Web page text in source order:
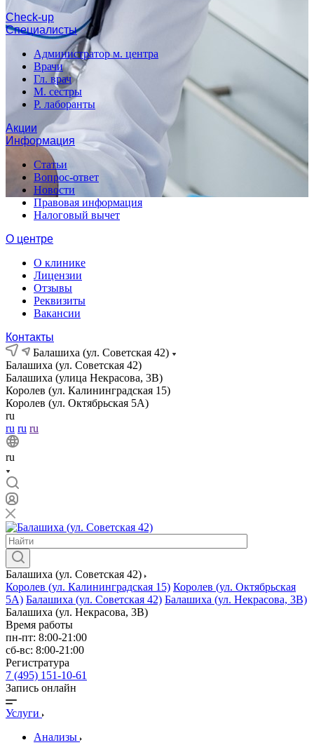
Cheсk-up
Специалисты
Администратор м. центра
Врачи
Гл. врач
М. сестры
Р. лаборанты
Акции
Информация
Статьи
Вопрос-ответ
Новости
Правовая информация
Налоговый вычет
О центре
О клинике
Лицензии
Отзывы
Реквизиты
Вакансии
Контакты
Балашиха (ул. Советская 42)
Балашиха (ул. Советская 42)
Балашиха (улица Некрасова, 3В)
Королев (ул. Калининградская 15)
Королев (ул. Октябрьская 5А)
ru
ru ru ru
ru
Балашиха (ул. Советская 42)
Королев (ул. Калининградская 15) Королев (ул. Октябрьская
5А) Балашиха (ул. Советская 42) Балашиха (ул. Некрасова, 3В)
Балашиха (ул. Некрасова, 3В)
Время работы
пн-пт: 8:00-21:00
сб-вс: 8:00-21:00
Регистратура
7 (495) 151-10-61
Запись онлайн
Услуги
Анализы